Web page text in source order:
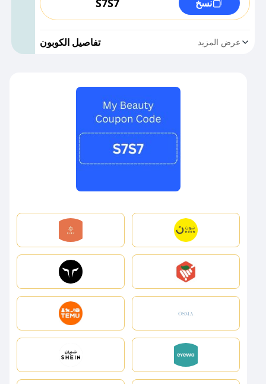
S7S7 نسخ
تفاصيل الكوبون عرض المزيد